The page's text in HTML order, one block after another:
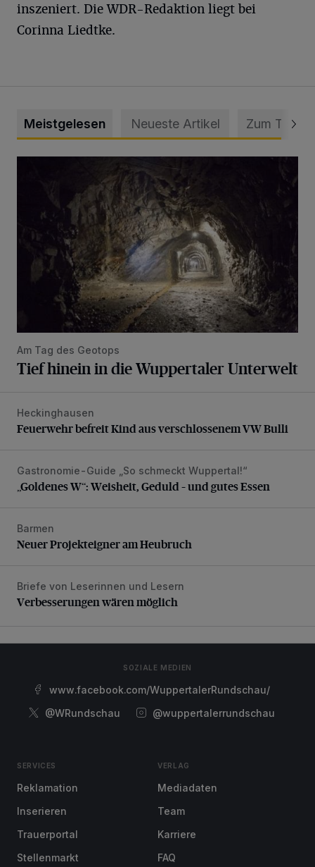
inszeniert. Die WDR-Redaktion liegt bei
Corinna Liedtke.
Meistgelesen Neueste Artikel Zum Thema
Am Tag des Geotops
Tief hinein in die Wuppertaler Unterwelt
Feuerwehr befreit Kind aus verschlossenem VW Bulli
Heckinghausen
Feuerwehr befreit Kind aus verschlossenem VW Bulli
„Goldenes W“: Weisheit, Geduld – und gutes Essen
Gastronomie-Guide „So schmeckt Wuppertal!“
„Goldenes W“: Weisheit, Geduld – und gutes Essen
Neuer Projekteigner am Heubruch
Barmen
Neuer Projekteigner am Heubruch
Verbesserungen wären möglich
Briefe von Leserinnen und Lesern
Verbesserungen wären möglich
SOZIALE MEDIEN
www.facebook.com/WuppertalerRundschau/
@WRundschau
@wuppertalerrundschau
SERVICES
Reklamation
Inserieren
Trauerportal
Stellenmarkt
VERLAG
Mediadaten
Team
Karriere
FAQ